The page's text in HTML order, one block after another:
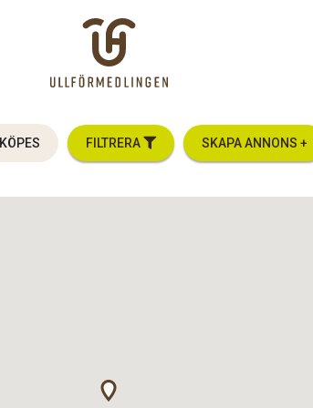
KÖPES FILTRERA SKAPA ANNONS +